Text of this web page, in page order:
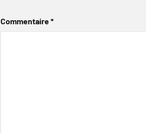
Commentaire*